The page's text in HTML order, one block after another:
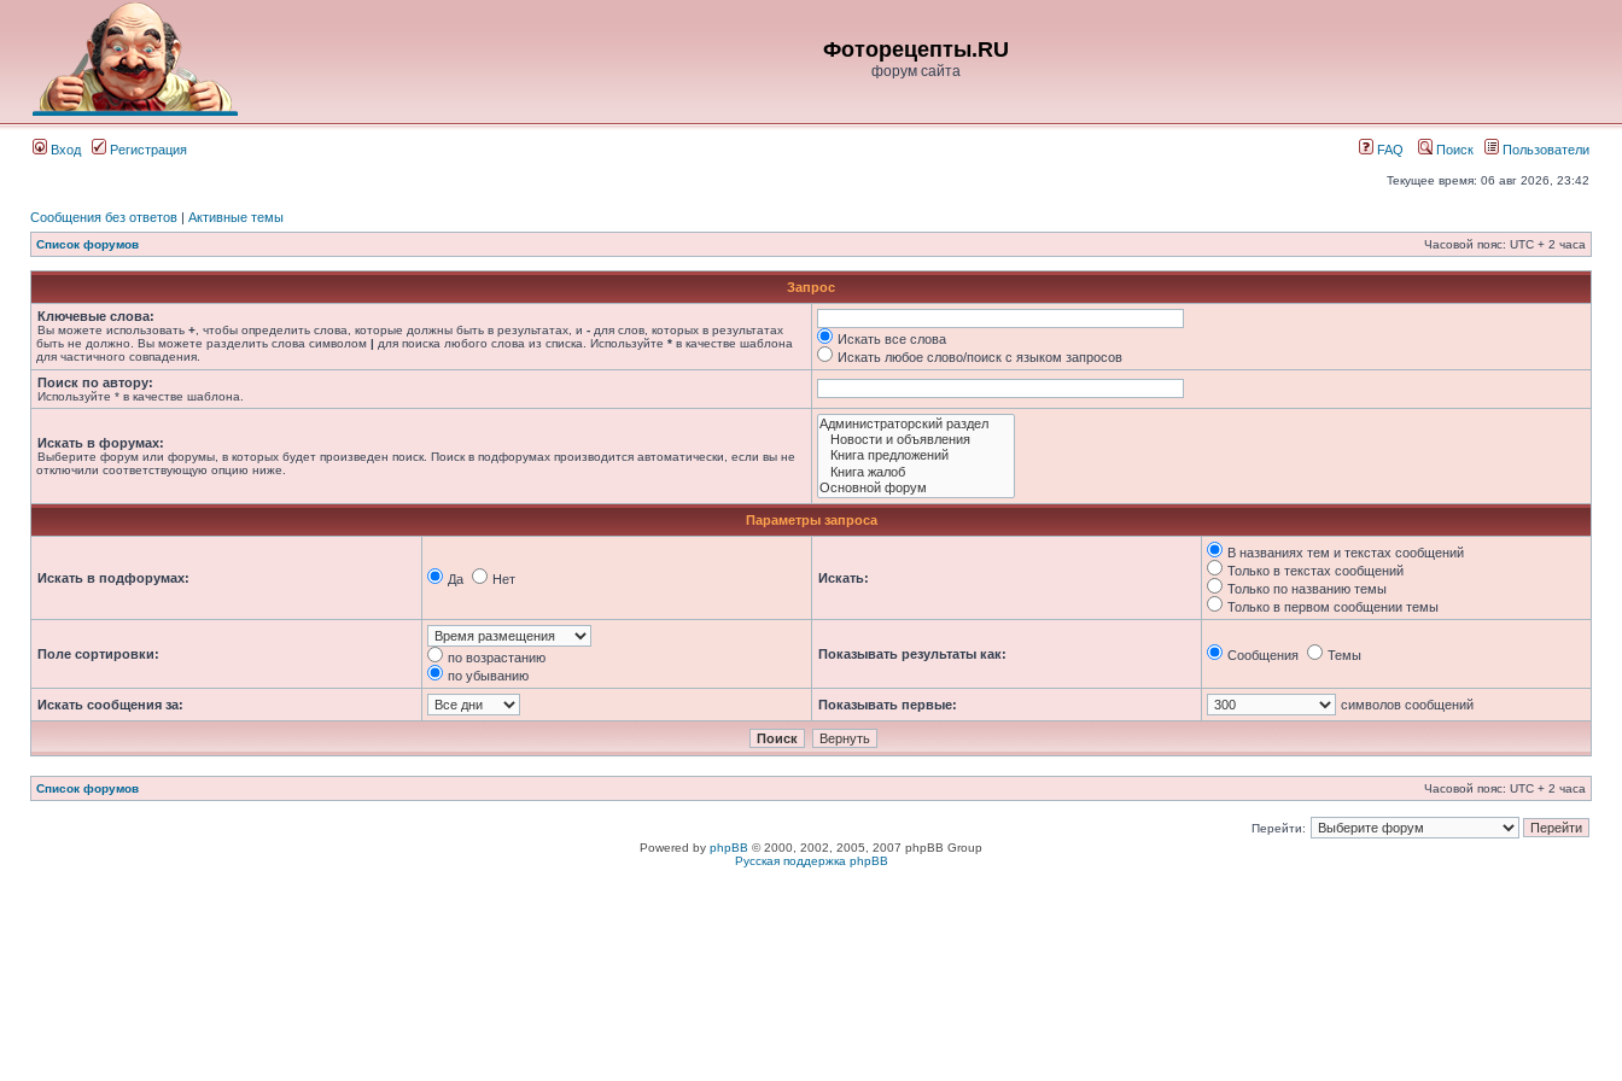
Фоторецепты.RU
форум сайта
Вход Регистрация FAQ Поиск Пользователи
Текущее время: 06 авг 2026, 23:42
Сообщения без ответов | Активные темы
Список форумов Часовой пояс: UTC + 2 часа
Запрос
Ключевые слова:
Вы можете использовать + , чтобы определить слова, которые должны быть в результатах, и - для слов, которых в результатах
быть не должно. Вы можете разделить слова символом | для поиска любого слова из списка. Используйте * в качестве шаблона
для частичного совпадения.
Искать все слова
Искать любое слово/поиск с языком запросов
Поиск по автору:
Используйте * в качестве шаблона.
Искать в форумах:
Выберите форум или форумы, в которых будет произведен поиск. Поиск в подфорумах производится автоматически, если вы не
отключили соответствующую опцию ниже.
Параметры запроса
Искать в подфорумах: Да Нет Искать:
В названиях тем и текстах сообщений
Только в текстах сообщений
Только по названию темы
Только в первом сообщении темы
Поле сортировки:
по возрастанию
по убыванию
Показывать результаты как: Сообщения Темы
Искать сообщения за: Показывать первые: символов сообщений
Список форумов Часовой пояс: UTC + 2 часа
Перейти:
Powered by phpBB © 2000, 2002, 2005, 2007 phpBB Group
Русская поддержка phpBB